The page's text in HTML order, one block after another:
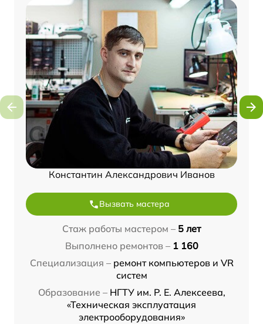
Константин Александрович Иванов
Вызвать мастера
Стаж работы мастером – 5 лет
Выполнено ремонтов – 1 160
Специализация – ремонт компьютеров и VR
систем
Образование – НГТУ им. Р. Е. Алексеева,
«Техническая эксплуатация
электрооборудования»